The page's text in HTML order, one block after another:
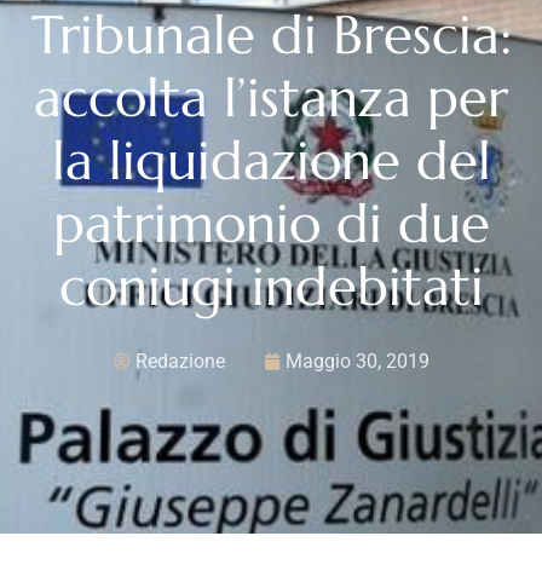
Tribunale di Brescia:
accolta l’istanza per
la liquidazione del
patrimonio di due
coniugi indebitati
Redazione Maggio 30, 2019